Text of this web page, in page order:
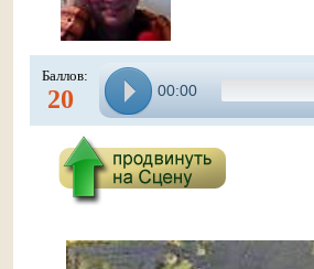
Баллов:
20 00:00